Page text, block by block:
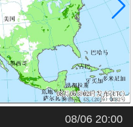
08/06 20:00